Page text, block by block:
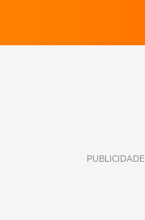
PUBLICIDADE